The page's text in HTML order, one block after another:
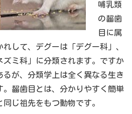
哺乳類
の齧歯
目に属
して、デグーは「デグー科」、
ズミ科」に分類されます。ですか
るが、分類学上は全く異なる生き
。齧歯目とは、分かりやすく簡単
じ祖先をもつ動物です。